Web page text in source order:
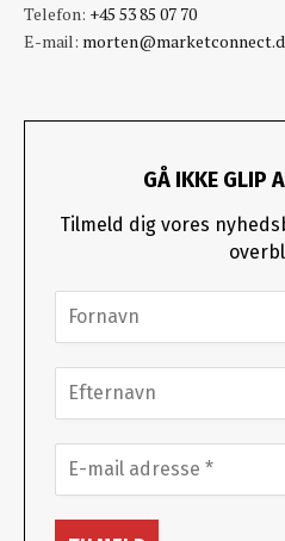
Telefon: +45 53 85 07 70
E-mail:
GÅ IKKE GLIP
Tilmeld dig vores